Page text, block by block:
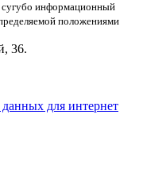
сугубо информационный
положениями
36.
для интернет